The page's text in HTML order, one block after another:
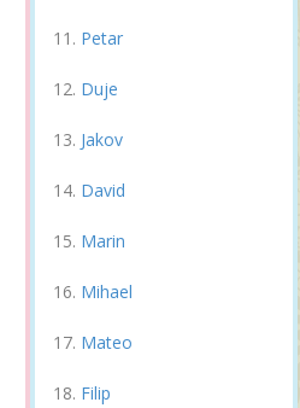
Petar
Duje
Jakov
David
Marin
Mihael
Mateo
Filip